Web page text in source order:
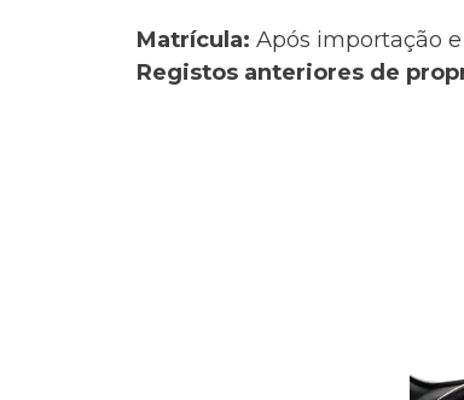
Matrícula: Após importação
Registos anteriores de